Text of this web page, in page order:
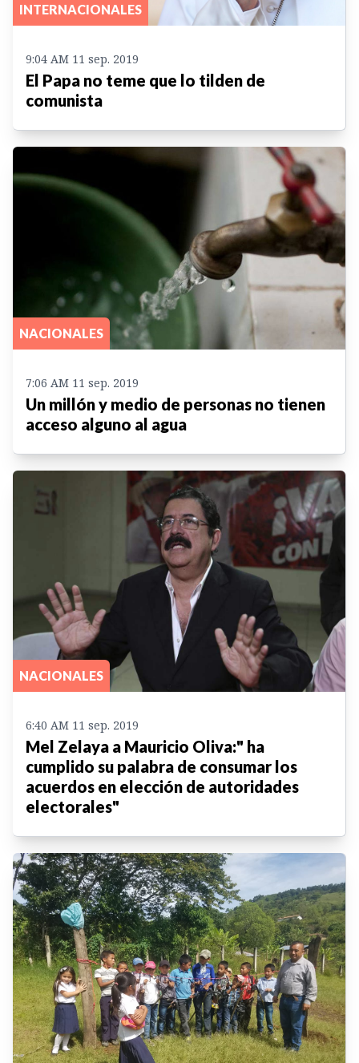
INTERNACIONALES
9:04 AM 11 sep. 2019
El Papa no teme que lo tilden de
comunista
NACIONALES
7:06 AM 11 sep. 2019
Un millón y medio de personas no tienen
acceso alguno al agua
NACIONALES
6:40 AM 11 sep. 2019
Mel Zelaya a Mauricio Oliva:" ha
cumplido su palabra de consumar los
acuerdos en elección de autoridades
electorales"